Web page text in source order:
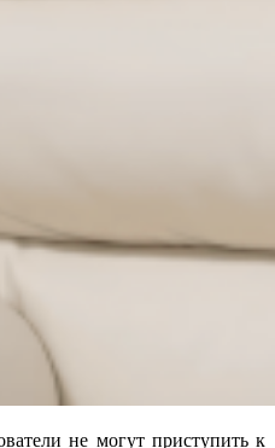
не могут приступить к